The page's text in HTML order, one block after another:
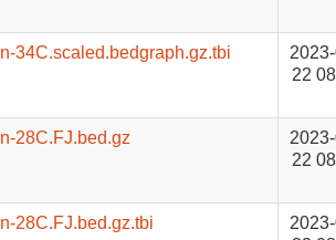
34C.scaled.bedgraph.gz.tbi
22
28C.FJ.bed.gz
22
28C.FJ.bed.gz.tbi